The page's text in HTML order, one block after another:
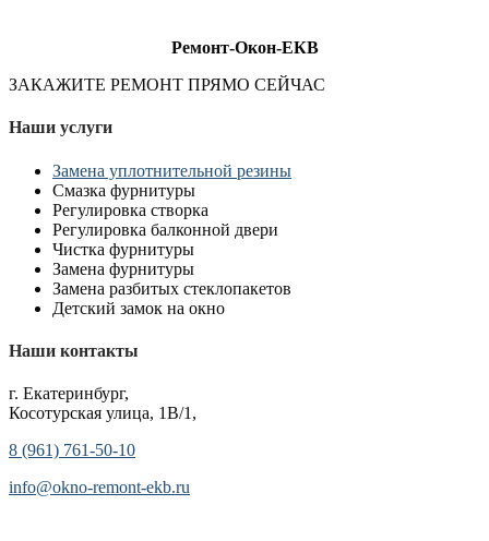
Ремонт-Окон-ЕКВ
ЗАКАЖИТЕ РЕМОНТ ПРЯМО СЕЙЧАС
Наши услуги
Замена уплотнительной резины
Смазка фурнитуры
Регулировка створка
Регулировка балконной двери
Чистка фурнитуры
Замена фурнитуры
Замена разбитых стеклопакетов
Детский замок на окно
Наши контакты
г. Екатеринбург,
Косотурская улица, 1В/1,
8 (961) 761-50-10
info@okno-remont-ekb.ru